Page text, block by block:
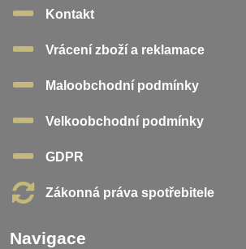
Kontakt
Vrácení zboží a reklamace
Maloobchodní podmínky
Velkoobchodní podmínky
GDPR
Zákonná práva spotřebitele
Navigace